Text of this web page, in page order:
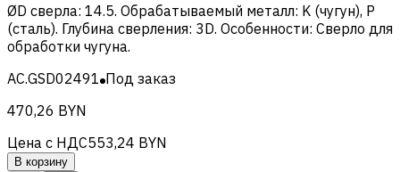
ØD сверла: 14.5. Обрабатываемый металл: K (чугун), Р
(сталь). Глубина сверления: 3D. Особенности: Сверло для
обработки чугуна.
AC.GSD02491 Под заказ
470,26 BYN
Цена с НДС553,24 BYN
В корзину